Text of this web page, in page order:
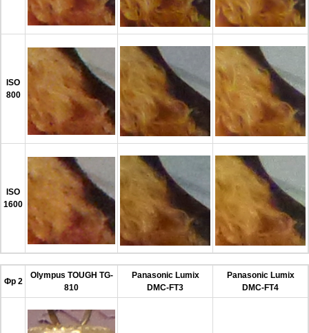
ISO
800
ISO
1600
Фр 2
Olympus TOUGH TG-
810
Panasonic Lumix
DMC-FT3
Panasonic Lumix
DMC-FT4